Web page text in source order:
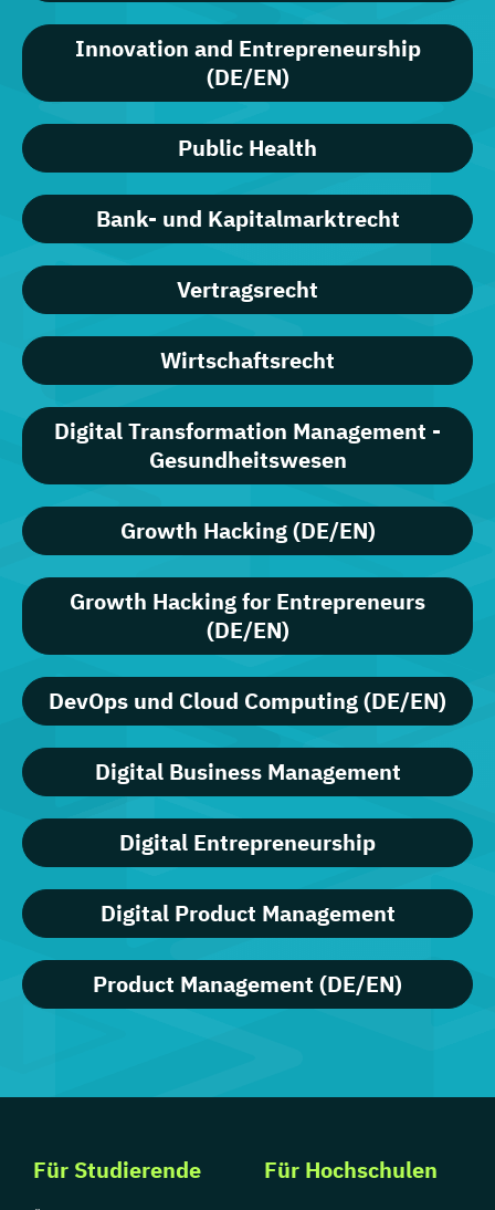
Innovation and Entrepreneurship
(DE/EN)
Public Health
Bank- und Kapitalmarktrecht
Vertragsrecht
Wirtschaftsrecht
Digital Transformation Management -
Gesundheitswesen
Growth Hacking (DE/EN)
Growth Hacking for Entrepreneurs
(DE/EN)
DevOps und Cloud Computing (DE/EN)
Digital Business Management
Digital Entrepreneurship
Digital Product Management
Product Management (DE/EN)
Für Studierende Für Hochschulen